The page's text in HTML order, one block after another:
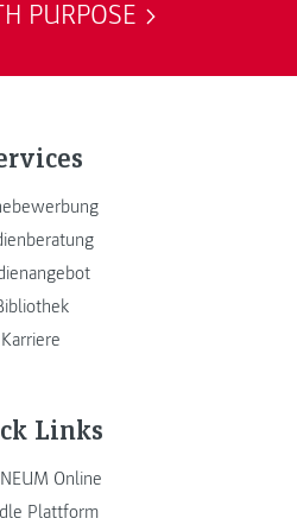
PURPOSE
Karriere
Links
Online
Plattform